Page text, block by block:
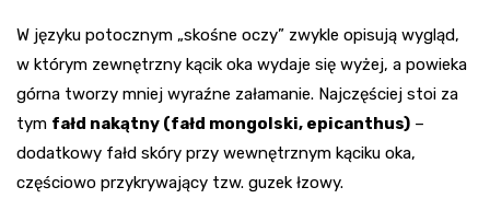
W języku potocznym „skośne oczy” zwykle opisują wygląd,
w którym zewnętrzny kącik oka wydaje się wyżej, a powieka
górna tworzy mniej wyraźne załamanie. Najczęściej stoi za
tym fałd nakątny (fałd mongolski, epicanthus) –
dodatkowy fałd skóry przy wewnętrznym kąciku oka,
częściowo przykrywający tzw. guzek łzowy.